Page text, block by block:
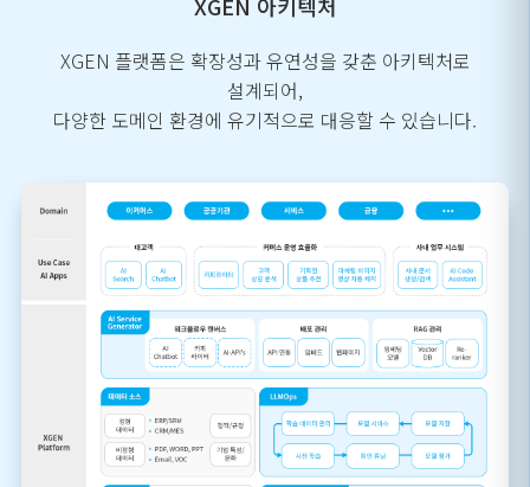
XGEN 플랫폼은 확장성과 유연성을 갖춘 아키텍처로
설계되어,
다양한 도메인 환경에 유기적으로 대응할 수 있습니다.